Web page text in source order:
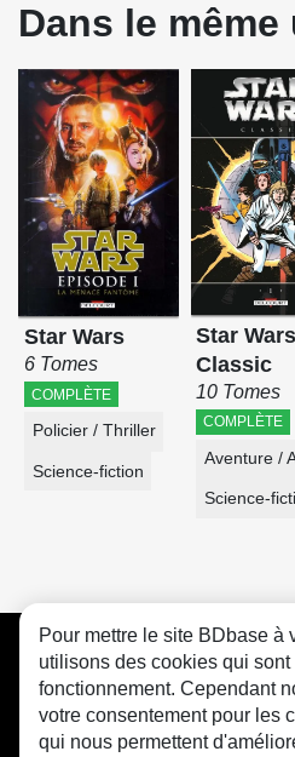
Dans le
Star Wars
6 Tomes
COMPLÈTE
Policier / Thriller
Science-fiction
Star
Classic
10 Tomes
COMPLÈTE
Aventure /
Science-
CGU FAQ
Pour mettre le site BDbase à
utilisons des cookies qui
fonctionnement. Cependant
votre consentement pour les
qui nous permettent